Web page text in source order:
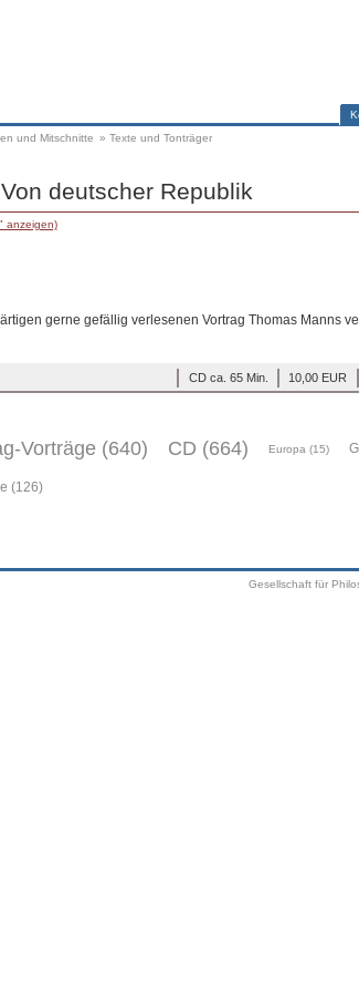
und Mitschnitte » Texte und Tonträger
deutscher Republik
anzeigen)
gerne gefällig verlesenen Vortrag Thomas Manns
10,00 EUR
CD ca. 65 Min.
Vorträge (640) CD (664) Europa (15)
(126)
Gesellschaft für